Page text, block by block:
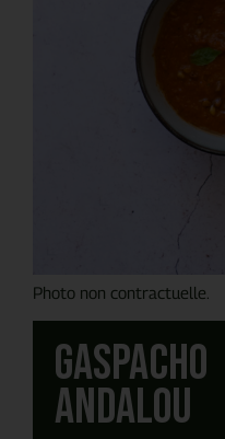
Photo non contractuelle.
Gaspacho
andalou